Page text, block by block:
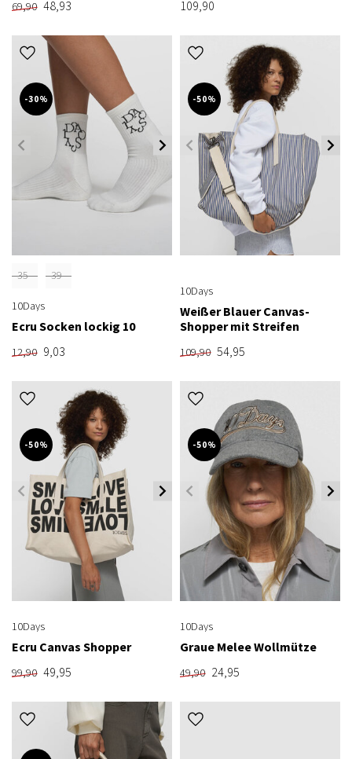
69,90 48,93 109,90
-30%
35-
39-
10Days
Ecru Socken lockig 10
12,90 9,03
-50%
10Days
Weißer Blauer Canvas-
Shopper mit Streifen
109,90 54,95
-50%
10Days
Ecru Canvas Shopper
99,90 49,95
-50%
10Days
Graue Melee Wollmütze
49,90 24,95